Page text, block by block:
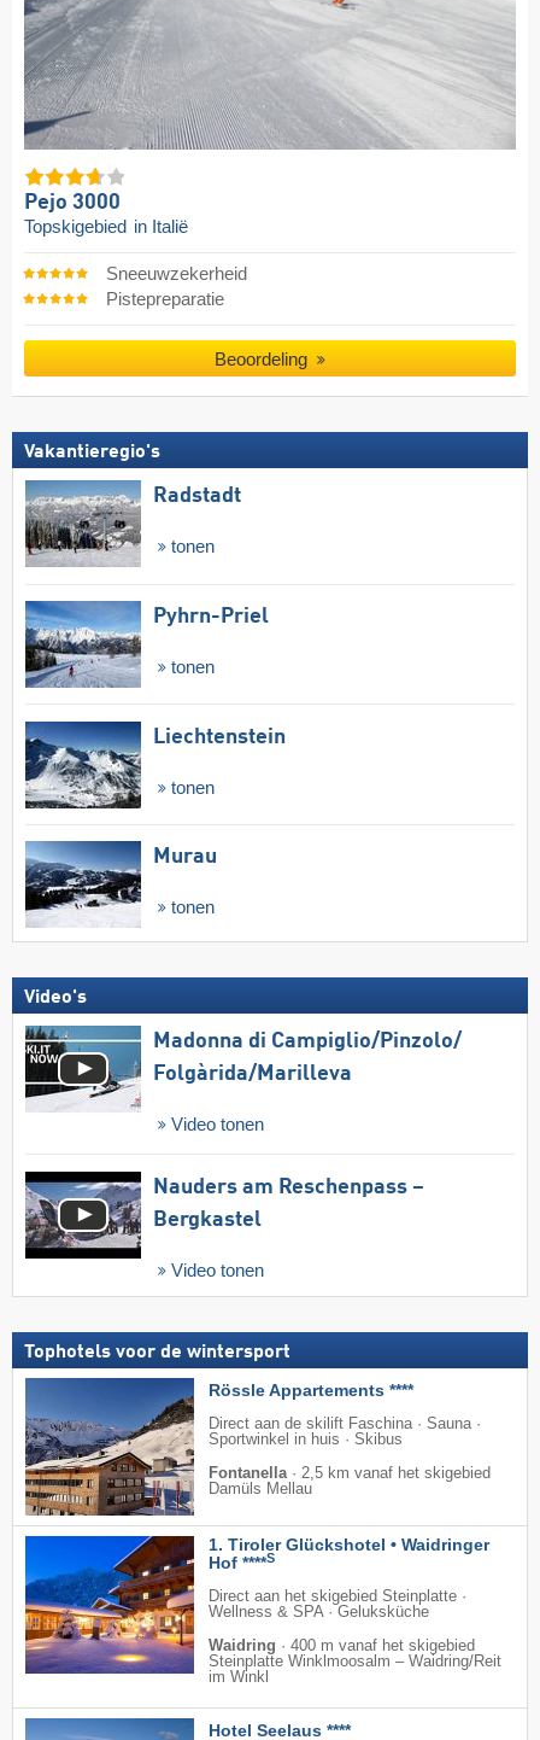
Pejo 3000
Topskigebied in Italië
Sneeuwzekerheid
Pistepreparatie
Beoordeling
Vakantieregio's
Radstadt
tonen
Pyhrn-Priel
tonen
Liechtenstein
tonen
Murau
tonen
Video's
Madonna di Campiglio/​Pinzolo/​
Folgàrida/​Marilleva
Video tonen
Nauders am Reschenpass –
Bergkastel
Video tonen
Tophotels voor de wintersport
Rössle Appartements ****
Direct aan de skilift Faschina · Sauna ·
Sportwinkel in huis · Skibus
Fontanella · 2,5 km vanaf het skigebied
Damüls Mellau
1. Tiroler Glückshotel • Waidringer
Hof ****S
Direct aan het skigebied Steinplatte ·
Wellness & SPA · Geluksküche
Waidring · 400 m vanaf het skigebied
Steinplatte Winklmoosalm – Waidring/​Reit
im Winkl
Hotel Seelaus ****